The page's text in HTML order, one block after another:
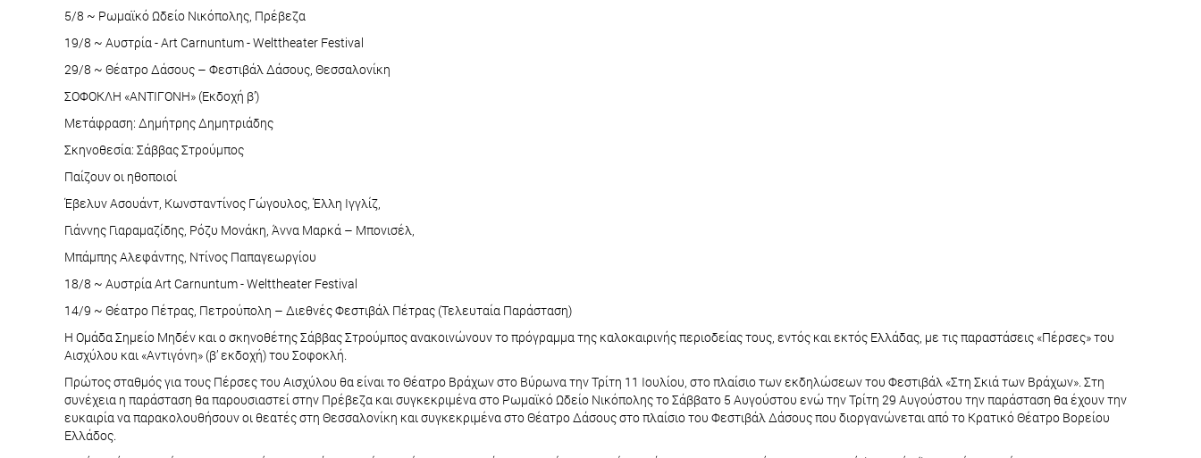
5/8 ~ Ρωμαϊκό Ωδείο Νικόπολης, Πρέβεζα
19/8 ~ Αυστρία - Art Carnuntum - Welttheater Festival
29/8 ~ Θέατρο Δάσους – Φεστιβάλ Δάσους, Θεσσαλονίκη
ΣΟΦΟΚΛΗ «ΑΝΤΙΓΟΝΗ» (Εκδοχή β’)
Μετάφραση: Δημήτρης Δημητριάδης
Σκηνοθεσία: Σάββας Στρούμπος
Παίζουν οι ηθοποιοί
Έβελυν Ασουάντ, Κωνσταντίνος Γώγουλος, Έλλη Ιγγλίζ,
Γιάννης Γιαραμαζίδης, Ρόζυ Μονάκη, Άννα Μαρκά – Μπονισέλ,
Μπάμπης Αλεφάντης, Ντίνος Παπαγεωργίου
18/8 ~ Αυστρία Art Carnuntum - Welttheater Festival
14/9 ~ Θέατρο Πέτρας, Πετρούπολη – Διεθνές Φεστιβάλ Πέτρας (Τελευταία Παράσταση)
Η Ομάδα Σημείο Μηδέν και ο σκηνοθέτης Σάββας Στρούμπος ανακοινώνουν το πρόγραμμα της καλοκαιρινής περιοδείας τους, εντός και εκτός Ελλάδας, με τις παραστάσεις «Πέρσες» του
Αισχύλου και «Αντιγόνη» (β’ εκδοχή) του Σοφοκλή.
Πρώτος σταθμός για τους Πέρσες του Αισχύλου θα είναι το Θέατρο Βράχων στο Βύρωνα την Τρίτη 11 Ιουλίου, στο πλαίσιο των εκδηλώσεων του Φεστιβάλ «Στη Σκιά των Βράχων». Στη
συνέχεια η παράσταση θα παρουσιαστεί στην Πρέβεζα και συγκεκριμένα στο Ρωμαϊκό Ωδείο Νικόπολης το Σάββατο 5 Αυγούστου ενώ την Τρίτη 29 Αυγούστου την παράσταση θα έχουν την
ευκαιρία να παρακολουθήσουν οι θεατές στη Θεσσαλονίκη και συγκεκριμένα στο Θέατρο Δάσους στο πλαίσιο του Φεστιβάλ Δάσους που διοργανώνεται από το Κρατικό Θέατρο Βορείου
Ελλάδος.